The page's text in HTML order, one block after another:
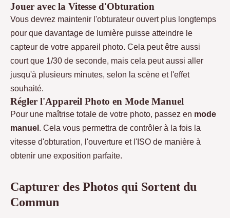
Jouer avec la Vitesse d'Obturation
Vous devrez maintenir l'obturateur ouvert plus longtemps
pour que davantage de lumière puisse atteindre le
capteur de votre appareil photo. Cela peut être aussi
court que 1/30 de seconde, mais cela peut aussi aller
jusqu'à plusieurs minutes, selon la scène et l'effet
souhaité.
Régler l'Appareil Photo en Mode Manuel
Pour une maîtrise totale de votre photo, passez en mode
manuel . Cela vous permettra de contrôler à la fois la
vitesse d'obturation, l'ouverture et l'ISO de manière à
obtenir une exposition parfaite.
Capturer des Photos qui Sortent du
Commun